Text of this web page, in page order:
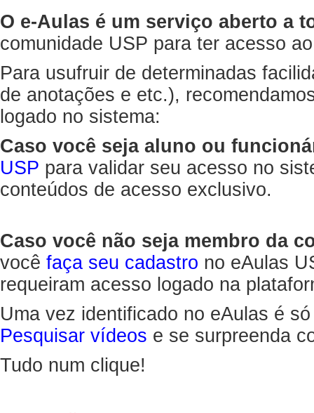
O e-Aulas é um serviço aberto a
comunidade USP para ter acesso
Para usufruir de determinadas
de anotações e etc.),
logado no sistema:
Caso você seja aluno ou
USP para validar seu acesso no
conteúdos de acesso exclusivo.
Caso você não seja membro da
você faça seu cadastro no eAulas
requeiram acesso logado na
Uma vez identificado no eAulas é
Pesquisar vídeos e se surpreenda
Tudo num clique!